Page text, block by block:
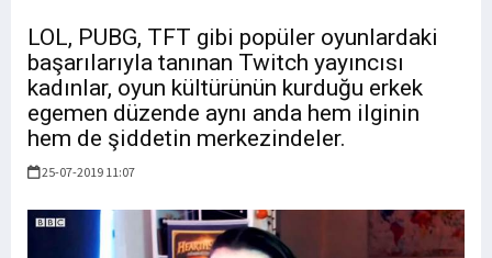
LOL, PUBG, TFT gibi popüler oyunlardaki
başarılarıyla tanınan Twitch yayıncısı
kadınlar, oyun kültürünün kurduğu erkek
egemen düzende aynı anda hem ilginin
hem de şiddetin merkezindeler.
25-07-2019 11:07